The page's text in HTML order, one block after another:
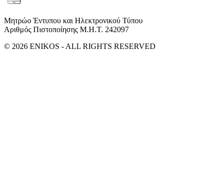
Μητρώο Έντυπου και Ηλεκτρονικού Τύπου
Αριθμός Πιστοποίησης Μ.Η.Τ. 242097
© 2026 ENIKOS - ALL RIGHTS RESERVED